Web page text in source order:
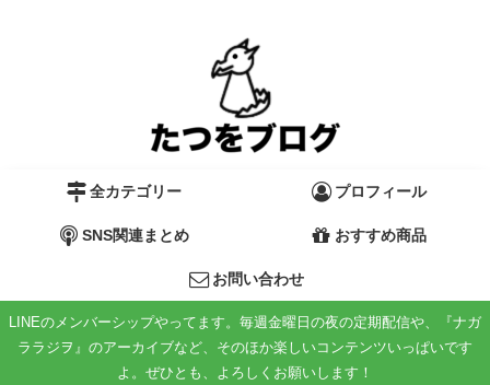
全カテゴリー プロフィール
SNS関連まとめ おすすめ商品
お問い合わせ
LINEのメンバーシップやってます。毎週金曜日の夜の定期配信や、『ナガ
ララジヲ』のアーカイブなど、そのほか楽しいコンテンツいっぱいです
よ。ぜひとも、よろしくお願いします！